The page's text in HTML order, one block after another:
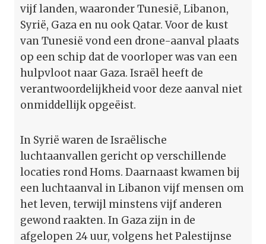
vijf landen, waaronder Tunesië, Libanon,
Syrië, Gaza en nu ook Qatar. Voor de kust
van Tunesië vond een drone-aanval plaats
op een schip dat de voorloper was van een
hulpvloot naar Gaza. Israël heeft de
verantwoordelijkheid voor deze aanval niet
onmiddellijk opgeëist.
In Syrië waren de Israëlische
luchtaanvallen gericht op verschillende
locaties rond Homs. Daarnaast kwamen bij
een luchtaanval in Libanon vijf mensen om
het leven, terwijl minstens vijf anderen
gewond raakten. In Gaza zijn in de
afgelopen 24 uur, volgens het Palestijnse